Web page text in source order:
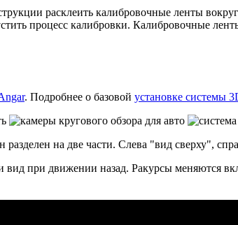
расклеить калибровочные ленты
процесс калибровки. Калибровочные
. Подробнее о базовой установке системы
разделен на две части. Слева "вид сверху",
при движении назад. Ракурсы меняются